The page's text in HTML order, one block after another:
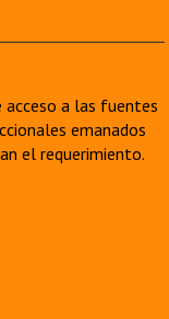
acceso a las fuentes
emanados
el requerimiento.